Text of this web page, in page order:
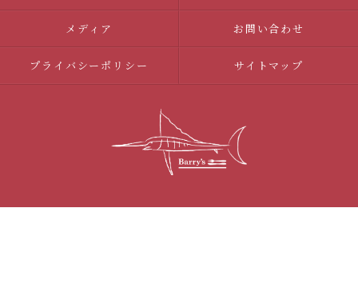
メディア お問い合わせ
プライバシーポリシー サイトマップ